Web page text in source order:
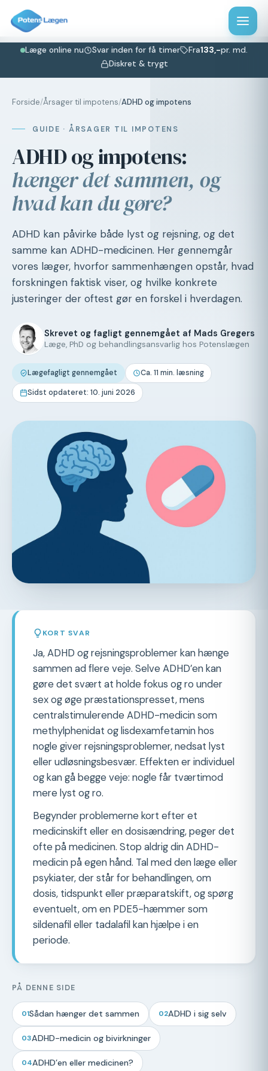
Læge online nu Svar inden for få timer Fra133,-pr. md.
Diskret & trygt
Forside/Årsager til impotens/ADHD og impotens
GUIDE · ÅRSAGER TIL IMPOTENS
ADHD og impotens:
hænger det sammen, og
hvad kan du gøre?
ADHD kan påvirke både lyst og rejsning, og det
samme kan ADHD-medicinen. Her gennemgår
vores læger, hvorfor sammenhængen opstår, hvad
forskningen faktisk viser, og hvilke konkrete
justeringer der oftest gør en forskel i hverdagen.
Skrevet og fagligt gennemgået af Mads Gregers
Læge, PhD og behandlingsansvarlig hos Potenslægen
Lægefagligt gennemgået Ca. 11 min. læsning
Sidst opdateret: 10. juni 2026
KORT SVAR
Ja, ADHD og rejsningsproblemer kan hænge
sammen ad flere veje. Selve ADHD’en kan
gøre det svært at holde fokus og ro under
sex og øge præstationspresset, mens
centralstimulerende ADHD-medicin som
methylphenidat og lisdexamfetamin hos
nogle giver rejsningsproblemer, nedsat lyst
eller udløsningsbesvær. Effekten er individuel
og kan gå begge veje: nogle får tværtimod
mere lyst og ro.
Begynder problemerne kort efter et
medicinskift eller en dosisændring, peger det
ofte på medicinen. Stop aldrig din ADHD-
medicin på egen hånd. Tal med den læge eller
psykiater, der står for behandlingen, om
dosis, tidspunkt eller præparatskift, og spørg
eventuelt, om en PDE5-hæmmer som
sildenafil eller tadalafil kan hjælpe i en
periode.
PÅ DENNE SIDE
01Sådan hænger det sammen 02ADHD i sig selv
03ADHD-medicin og bivirkninger
04ADHD’en eller medicinen?